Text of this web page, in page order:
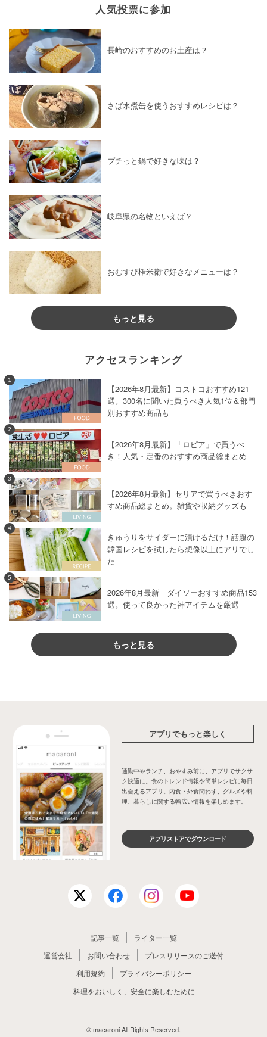
人気投票に参加
長崎のおすすめのお土産は？
さば水煮缶を使うおすすめレシピは？
プチっと鍋で好きな味は？
岐阜県の名物といえば？
おむすび権米衛で好きなメニューは？
もっと見る
アクセスランキング
1
【2026年8月最新】コストコおすすめ121
選。300名に聞いた買うべき人気1位＆部門
別おすすめ商品も
2
【2026年8月最新】「ロピア」で買うべ
き！人気・定番のおすすめ商品総まとめ
3
【2026年8月最新】セリアで買うべきおす
すめ商品総まとめ。雑貨や収納グッズも
4
きゅうりをサイダーに漬けるだけ！話題の
韓国レシピを試したら想像以上にアリでし
た
5
2026年8月最新｜ダイソーおすすめ商品153
選。使って良かった神アイテムを厳選
もっと見る
アプリでもっと楽しく
通勤中やランチ、おやすみ前に、アプリでサクサ
ク快適に。食のトレンド情報や簡単レシピに毎日
出会えるアプリ。内食・外食問わず、グルメや料
理、暮らしに関する幅広い情報を楽しめます。
アプリストアでダウンロード
記事一覧
ライター一覧
運営会社
お問い合わせ
プレスリリースのご送付
利用規約
プライバシーポリシー
料理をおいしく、安全に楽しむために
© macaroni All Rights Reserved.